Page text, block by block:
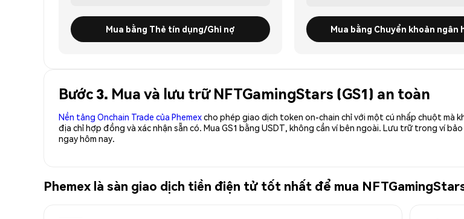
Mua bằng Thẻ tín dụng/Ghi nợ Mua bằng Chuyển khoản ngân
Bước 3. Mua và lưu trữ NFTGamingStars (GS1) an toàn
Nền tảng Onchain Trade của Phemexcho phép giao dịch token on-chain chỉ với một cú nhấp chuột mà
địa chỉ hợp đồng và xác nhận sẵn có. Mua GS1 bằng USDT, không cần ví bên ngoài. Lưu trữ trong ví
ngay hôm nay.
Phemex là sàn giao dịch tiền điện tử tốt nhất để mua